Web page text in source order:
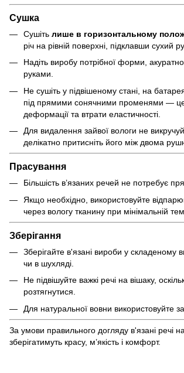
Сушка
Сушіть лише в горизонтальному
річ на рівній поверхні, підклавши сухий
Надіть виробу потрібної форми,
руками.
Не сушіть у підвішеному стані, на
під прямими сонячними променями —
деформації та втрати еластичності.
Для видалення зайвої вологи не
делікатно притисніть його між двома
Прасування
Більшість в’язаних речей не потребує
Якщо необхідно, використовуйте
через вологу тканину при мінімальній
Зберігання
Зберігайте в'язані вироби у складеному
чи в шухляді.
Не підвішуйте важкі речі на вішаку,
розтягнутися.
Для натуральної вовни використовуйте
За умови правильного догляду в'язані речі
зберігатимуть красу, м’якість і комфорт.